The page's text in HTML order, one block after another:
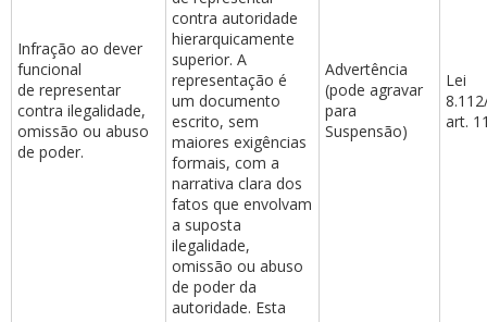
Infração ao dever
funcional
de representar
contra ilegalidade,
omissão ou abuso
de poder.
contra autoridade
hierarquicamente
superior. A
representação é
um documento
escrito, sem
maiores exigências
formais, com a
narrativa clara dos
fatos que envolvam
a suposta
ilegalidade,
omissão ou abuso
de poder da
autoridade. Esta
Advertência
(pode agravar
para
Suspensão)
Lei
art.